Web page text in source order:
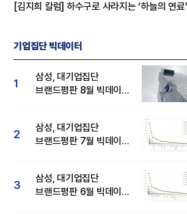
[김지희 칼럼] 하수구로 사라지는 ‘하늘의 연료’
기업집단 빅데이터
1
삼성, 대기업집단
브랜드평판 8월 빅데이터
2
삼성, 대기업집단
브랜드평판 7월 빅데이터
3
삼성, 대기업집단
브랜드평판 6월 빅데이터